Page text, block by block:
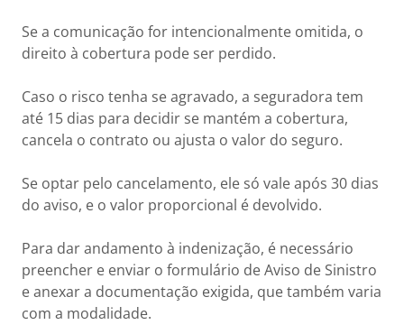
Se a comunicação for intencionalmente omitida, o
direito à cobertura pode ser perdido.
Caso o risco tenha se agravado, a seguradora tem
até 15 dias para decidir se mantém a cobertura,
cancela o contrato ou ajusta o valor do seguro.
Se optar pelo cancelamento, ele só vale após 30 dias
do aviso, e o valor proporcional é devolvido.
Para dar andamento à indenização, é necessário
preencher e enviar o formulário de Aviso de Sinistro
e anexar a documentação exigida, que também varia
com a modalidade.